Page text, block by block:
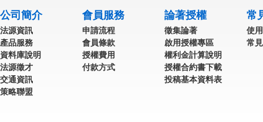
公司簡介
法源資訊
產品服務
資料庫說明
法源徵才
交通資訊
策略聯盟
會員服務
申請流程
會員條款
授權費用
付款方式
論著授權
徵集論著
啟用授權專區
權利金計算說明
授權合約書下載
投稿基本資料表
常
使
常